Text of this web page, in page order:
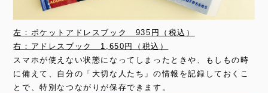
左：ポケットアドレスブック 935円（税込）
右：アドレスブック 1,650円（税込）
スマホが使えない状態になってしまったときや、もしもの時
に備えて、自分の「大切な人たち」の情報を記録しておくこ
とで、特別なつながりが保存できます。